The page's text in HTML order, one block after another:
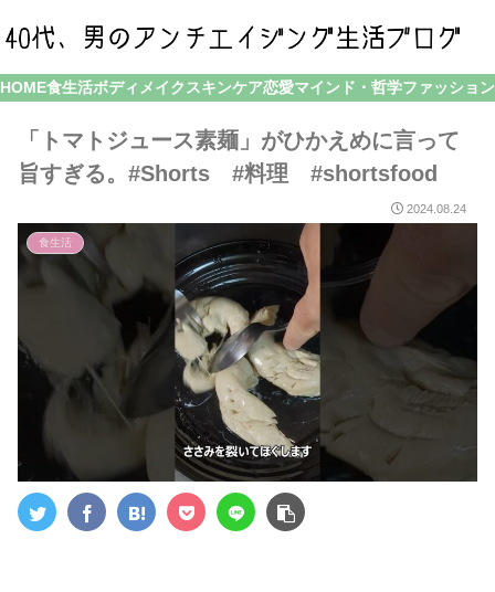
HOME食生活ボディメイク スキンケア恋愛マインド・哲学ファッション
「トマトジュース素麺」がひかえめに言って
旨すぎる。#Shorts #料理 #shortsfood
2024.08.24
食生活